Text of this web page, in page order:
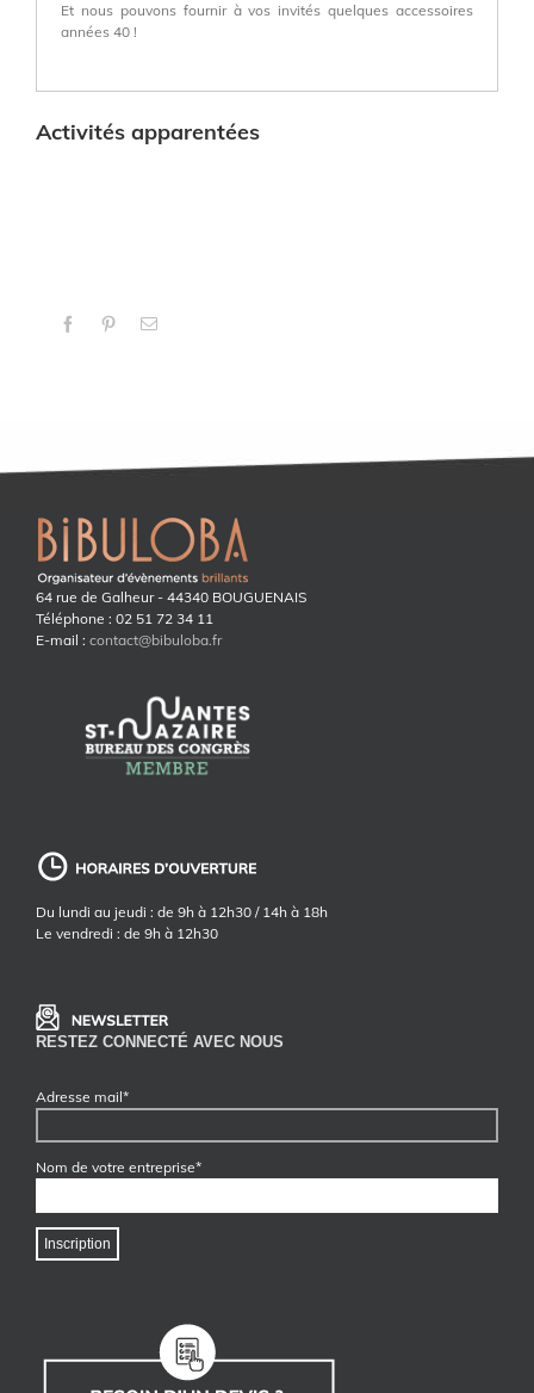
Et nous pouvons fournir à vos invités quelques accessoires
années 40 !
Activités apparentées
FacebookPinterestEmail
64 rue de Galheur - 44340 BOUGUENAIS
Téléphone : 02 51 72 34 11
E-mail : contact@bibuloba.fr
Du lundi au jeudi : de 9h à 12h30 / 14h à 18h
Le vendredi : de 9h à 12h30
RESTEZ CONNECTÉ AVEC NOUS
Adresse mail*
Nom de votre entreprise*